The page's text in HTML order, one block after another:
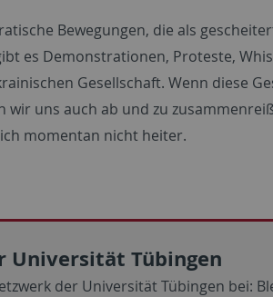
Bewegungen, die als
es Demonstrationen, Proteste,
Gesellschaft. Wenn diese
wir uns auch ab und zu
momentan nicht heiter.
Universität Tübingen
der Universität Tübingen bei: